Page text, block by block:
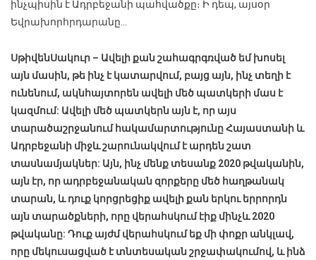
ինչպիսին է Ադրբեջանի պահվածքը։ Ի դեպ, այսօր
Եվրախորհրդարանը…
ՍթիվենՍակուր – Ավելի քան շահագրգռված եմ խոսել
այն մասին, թե ինչ է կատարվում, բայց այն, ինչ տեղի է
ունենում, ակնհայտորեն ավելի մեծ պատկերի մաս է
կազմում: Ավելի մեծ պատկերն այն է, որ այս
տարածաշրջանում հակամարտությունը Հայաստանի և
Ադրբեջանի միջև շարունակվում է արդեն շատ
տասնամյակներ: Այն, ինչ մենք տեսանք 2020 թվականին,
այն էր, որ ադրբեջանական զորքերը մեծ հաղթանակ
տարան, և դուք կորցրեցիք ավելի քան երկու երրորդն
այն տարածքների, որը վերահսկում էիք մինչև 2020
թվականը: Դուք այժմ վերահսկում եք մի փոքր անկլավ,
որը մեկուսացված է տնտեսական շրջափակումով, և ինձ